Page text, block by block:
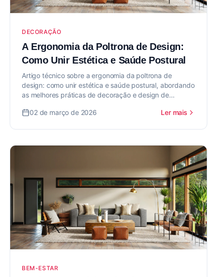
DECORAÇÃO
A Ergonomia da Poltrona de Design:
Como Unir Estética e Saúde Postural
Artigo técnico sobre a ergonomia da poltrona de
design: como unir estética e saúde postural, abordando
as melhores práticas de decoração e design de
02 de março de 2026
Ler mais
BEM-ESTAR